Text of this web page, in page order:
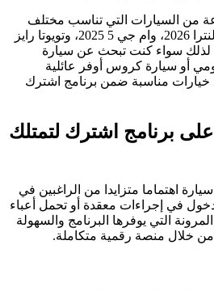
من السيارات التي تناسب مختلف
الاحتياجات، ومنها هيونداي النترا 2026، وام جي 5 2025، وتويوتا رايز
وهيونداي كريتا 2026، لذلك سواء كنت تبحث عن سيارة
أو سيارة كروس أوفر عائلية
خيارات مناسبة ضمن برنامج اشترك
على برنامج اشترك لتمتلك
اهتماما متزايدا من الراغبين في
في إجراءات معقدة أو تحمل أعباء
التي يوفرها البرنامج والسهولة
من خلال منصة رقمية متكاملة.